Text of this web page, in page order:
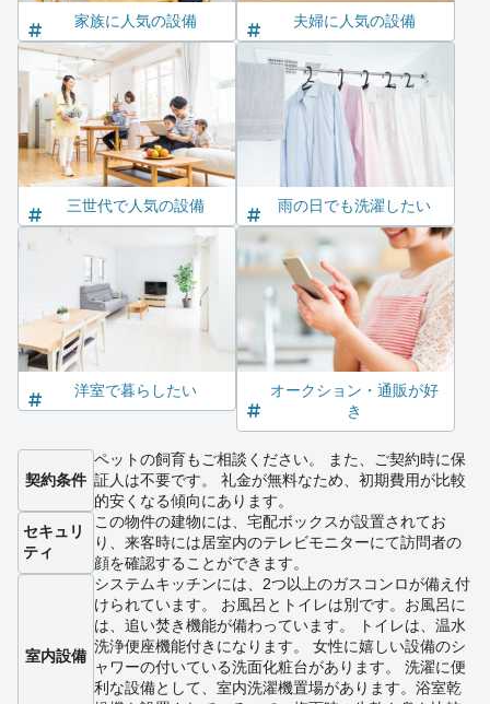
家族に人気の設備 夫婦に人気の設備
三世代で人気の設備 雨の日でも洗濯したい
洋室で暮らしたい
オークション・通販が好
き
契約条件
ペットの飼育もご相談ください。 また、ご契約時に保
証人は不要です。 礼金が無料なため、初期費用が比較
的安くなる傾向にあります。
セキュリ
ティ
この物件の建物には、宅配ボックスが設置されてお
り、来客時には居室内のテレビモニターにて訪問者の
顔を確認することができます。
室内設備
システムキッチンには、2つ以上のガスコンロが備え付
けられています。 お風呂とトイレは別です。お風呂に
は、追い焚き機能が備わっています。 トイレは、温水
洗浄便座機能付きになります。 女性に嬉しい設備のシ
ャワーの付いている洗面化粧台があります。 洗濯に便
利な設備として、室内洗濯機置場があります。浴室乾